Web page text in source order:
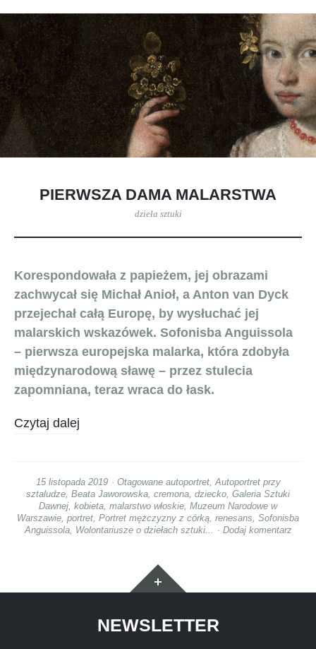
PIERWSZA DAMA MALARSTWA
dzieła sztuki
Korespondowała z papieżem, jej obrazami
zachwycał się Michał Anioł, a Anton van Dyck
przejechał całą Europę, by wysłuchać jej
malarskich wskazówek. Sofonisba Anguissola
– pierwsza europejska malarka, która zdobyła
międzynarodową sławę – przez stulecia
zapomniana, teraz wraca do łask.
Czytaj dalej
15 listopada 2019 Otagowane autoportret, Autoportret przy
sztaludze Beata Jaworowska cremona dziecko Galeria Sztuki
Dawnej kobieta malarstwo włoskie Muzeum Narodowe w
Warszawie portret Portret mężczyzny z córką renesans Sofonisba
Anguissola, Wolontariusze o dziełach sztuki... Dodaj komentarz
Widgety
NEWSLETTER